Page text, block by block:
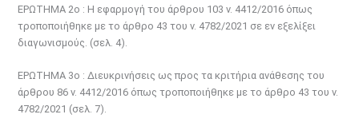
ΕΡΩΤΗΜΑ 2ο : Η εφαρμογή του άρθρου 103 ν. 4412/2016 όπως
τροποποιήθηκε με το άρθρο 43 του ν. 4782/2021 σε εν εξελίξει
διαγωνισμούς. (σελ. 4).
ΕΡΩΤΗΜΑ 3ο : Διευκρινήσεις ως προς τα κριτήρια ανάθεσης του
άρθρου 86 ν. 4412/2016 όπως τροποποιήθηκε με το άρθρο 43 του ν.
4782/2021 (σελ. 7).